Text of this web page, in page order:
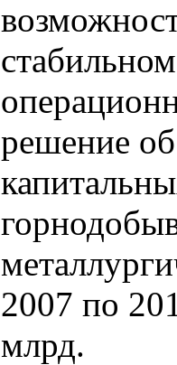
решение
2007 по
млрд.